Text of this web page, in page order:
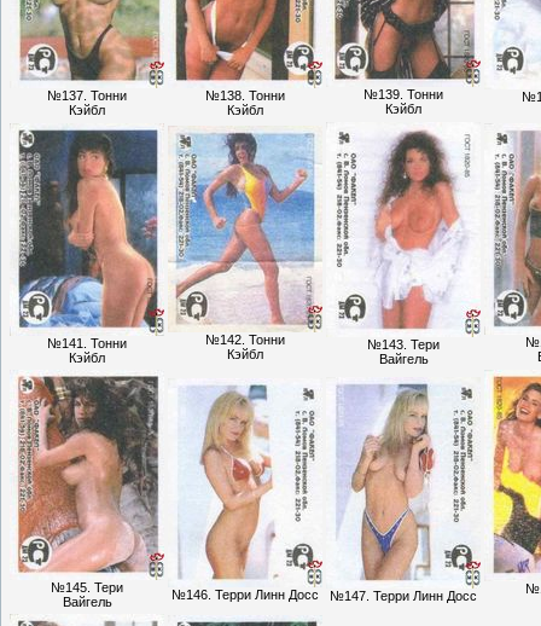
№137. Тонни
Кэйбл
№138. Тонни
Кэйбл
№139. Тонни
Кэйбл
№141. Тонни
​​​​​​​Кэйбл
№142. Тонни
​​​​​​​Кэйбл
№143. Тери
Вайгель
№145. Тери
Вайгель
№146. Терри Линн Досс №147. Терри Линн Досс